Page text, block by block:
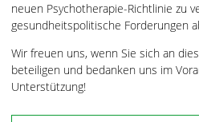
neuen Psychotherapie-Richtlinie zu
gesundheitspolitische Forderungen
Wir freuen uns, wenn Sie sich an
beteiligen und bedanken uns im
Unterstützung!